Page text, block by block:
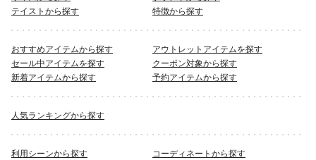
テイストから探す
特徴から探す
おすすめアイテムから探す
アウトレットアイテムを探す
セール中アイテムを探す
クーポン対象から探す
新着アイテムから探す
予約アイテムから探す
人気ランキングから探す
利用シーンから探す
コーディネートから探す